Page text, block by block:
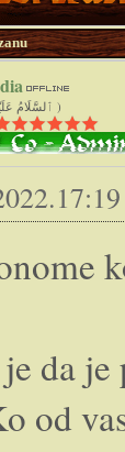
( ٱلسَّلَامُ عَلَيْكُمْ )
da
od